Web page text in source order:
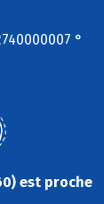
°
est proche